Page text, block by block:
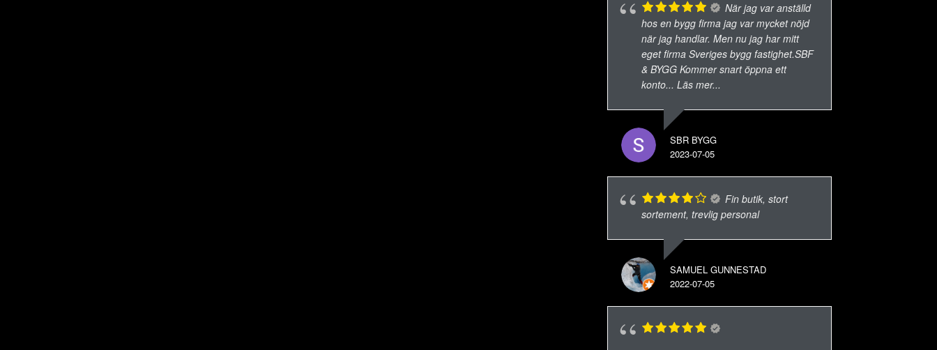
När jag var anställd
hos en bygg firma jag var mycket nöjd
när jag handlar. Men nu jag har mitt
eget firma Sveriges bygg fastighet.SBF
& BYGG Kommer snart öppna ett
konto... Läs mer...
SBR BYGG
2023-07-05
Fin butik, stort
sortement, trevlig personal
SAMUEL GUNNESTAD
2022-07-05